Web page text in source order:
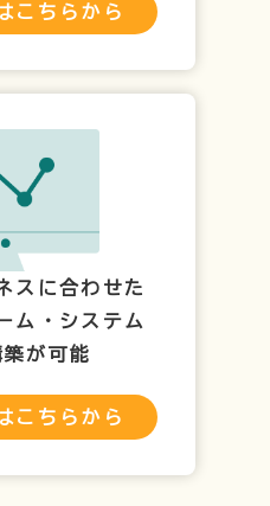
こちらから
スに合わせた
ム・システム
が可能
こちらから